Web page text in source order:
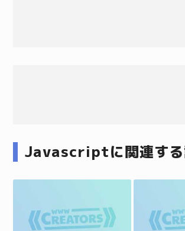
Javascriptに関連する